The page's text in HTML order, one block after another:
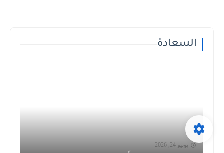
السعادة
يونيو 24, 2026